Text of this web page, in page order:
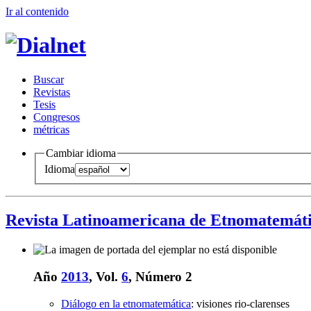
Ir al contenido
Buscar
Revistas
Tesis
Congresos
métricas
Cambiar idioma
Idioma
Revista Latinoamericana de
Año 2013, Vol. 6, Número 2
Diálogo en la etnomatemática: visiones rio-clarenses